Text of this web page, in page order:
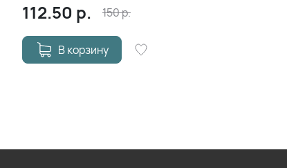
112.50 р. 150р.
В корзину